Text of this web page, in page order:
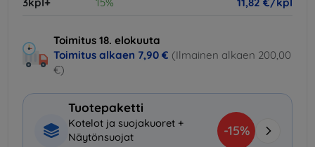
Toimitus 18. elokuuta
Toimitus alkaen 7,90 € (Ilmainen alkaen 200,00
€)
Tuotepaketti
Kotelot ja suojakuoret +
Näytönsuojat
-15%